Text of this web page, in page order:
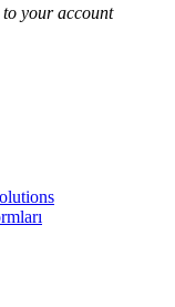
to your account